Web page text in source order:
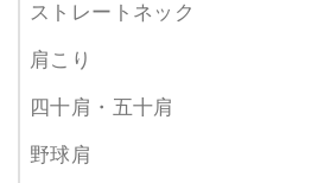
ストレートネック
肩こり
四十肩・五十肩
野球肩